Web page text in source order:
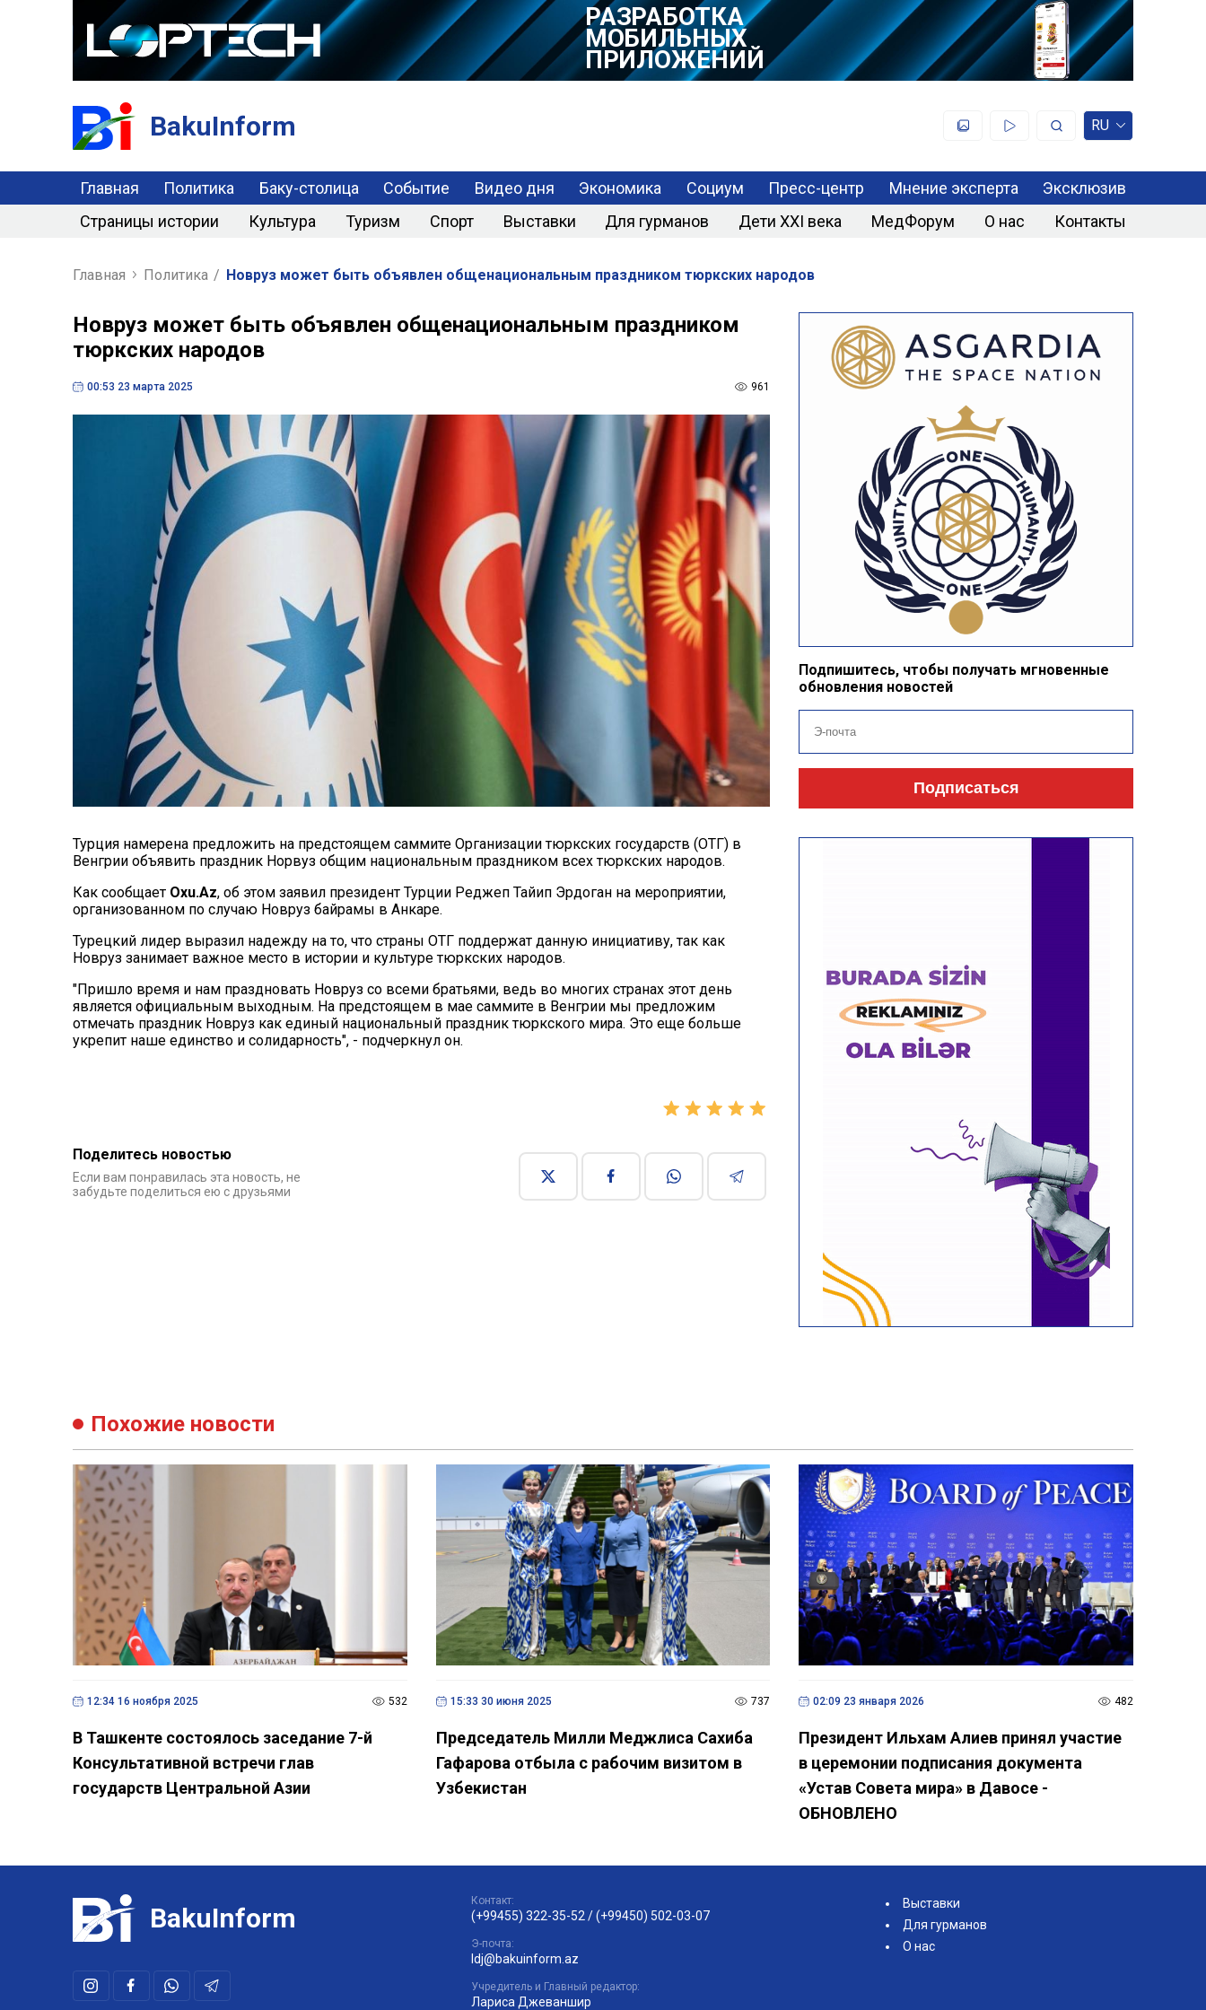
РАЗРАБОТКА
МОБИЛЬНЫХ
ПРИЛОЖЕНИЙ
BakuInform RU
Главная Политика Баку-столица Событие Видео дня Экономика Социум Пресс-центр Мнение эксперта
Эксклюзив
Страницы истории
Культура Туризм Спорт Выставки Для гурманов Дети XXI века МедФорум О нас Контакты
Главная Политика / Новруз может быть объявлен общенациональным праздником тюркских народов
Новруз может быть объявлен общенациональным праздником
тюркских народов
00:53 23 марта 2025 961
Турция намерена предложить на предстоящем саммите Организации тюркских государств (ОТГ) в
Венгрии объявить праздник Норвуз общим национальным праздником всех тюркских народов.
Как сообщает Oxu.Az, об этом заявил президент Турции Реджеп Тайип Эрдоган на мероприятии,
организованном по случаю Новруз байрамы в Анкаре.
Турецкий лидер выразил надежду на то, что страны ОТГ поддержат данную инициативу, так как
Новруз занимает важное место в истории и культуре тюркских народов.
"Пришло время и нам праздновать Новруз со всеми братьями, ведь во многих странах этот день
является официальным выходным. На предстоящем в мае саммите в Венгрии мы предложим
отмечать праздник Новруз как единый национальный праздник тюркского мира. Это еще больше
укрепит наше единство и солидарность", - подчеркнул он.
Поделитесь новостью
Если вам понравилась эта новость, не
забудьте поделиться ею с друзьями
Подпишитесь, чтобы получать мгновенные
обновления новостей
Подписаться
Похожие новости
12:34 16 ноября 2025 532
В Ташкенте состоялось заседание 7-й
Консультативной встречи глав
государств Центральной Азии
15:33 30 июня 2025 737
Председатель Милли Меджлиса Сахиба
Гафарова отбыла с рабочим визитом в
Узбекистан
02:09 23 января 2026 482
Президент Ильхам Алиев принял участие
в церемонии подписания документа
«Устав Совета мира» в Давосе -
ОБНОВЛЕНО
BakuInform
Контакт:
(+99455) 322-35-52 /(+99450) 502-03-07
Э-почта:
ldj@bakuinform.az
Учредитель и Главный редактор:
Лариса Джеваншир
Выставки
Для гурманов
О нас